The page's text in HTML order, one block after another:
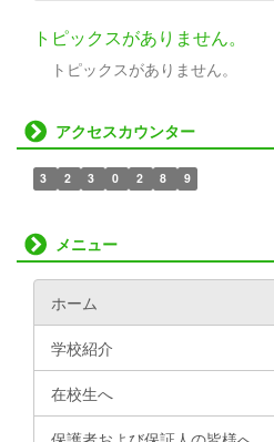
トピックスがありません。
トピックスがありません。
アクセスカウンター
3 2 3 0 2 8 9
メニュー
ホーム
学校紹介
在校生へ